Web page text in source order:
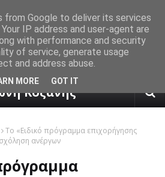
πρόγνωση καιρού από το
Κοζάνης
Το «Ειδικό πρόγραμμα επιχορήγησης
ανέργων
from Google to deliver its services
IP address and user-agent are
with performance and security
of service, generate usage
and address abuse.
MORE GOT IT